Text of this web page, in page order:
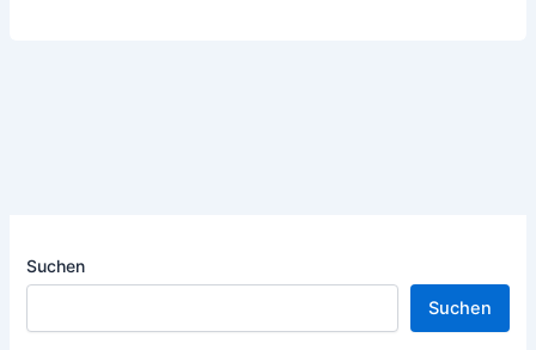
Suchen
Suchen